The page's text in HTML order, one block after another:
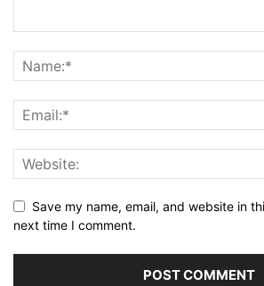
Save my name, email, and website in
next time I comment.